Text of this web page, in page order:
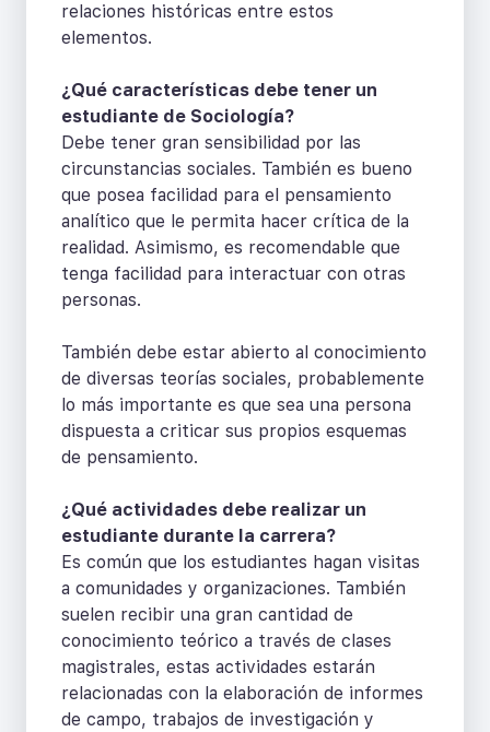
relaciones históricas entre estos
elementos.
¿Qué características debe tener un
estudiante de Sociología?
Debe tener gran sensibilidad por las
circunstancias sociales. También es bueno
que posea facilidad para el pensamiento
analítico que le permita hacer crítica de la
realidad. Asimismo, es recomendable que
tenga facilidad para interactuar con otras
personas.
También debe estar abierto al conocimiento
de diversas teorías sociales, probablemente
lo más importante es que sea una persona
dispuesta a criticar sus propios esquemas
de pensamiento.
¿Qué actividades debe realizar un
estudiante durante la carrera?
Es común que los estudiantes hagan visitas
a comunidades y organizaciones. También
suelen recibir una gran cantidad de
conocimiento teórico a través de clases
magistrales, estas actividades estarán
relacionadas con la elaboración de informes
de campo, trabajos de investigación y